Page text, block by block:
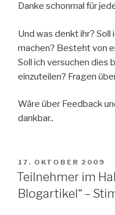
Danke schonmal für
Und was denkt ihr?
machen? Besteht von
Soll ich versuchen dies
einzuteilen? Fragen
Wäre über Feedback
dankbar..
VERÖFFENTLICHT
AM
17. OKTOBER 2009
Teilnehmer im
Blogartikel“ –